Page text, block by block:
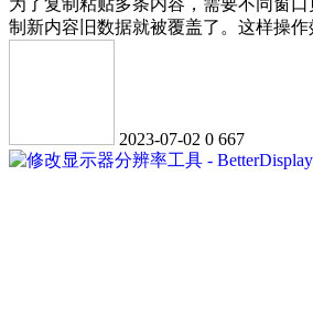
为了复制粘贴多条内容，需要不同窗
制新内容旧数据就被覆盖了。这样操作
2023-07-02 0 667